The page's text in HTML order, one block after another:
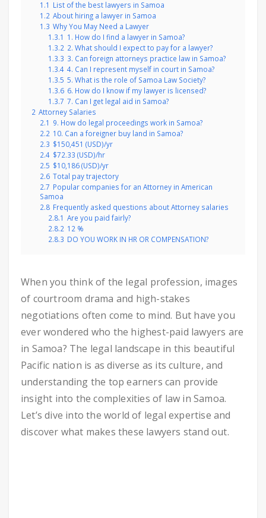
1.1 List of the best lawyers in Samoa
1.2 About hiring a lawyer in Samoa
1.3 Why You May Need a Lawyer
1.3.1 1. How do I find a lawyer in Samoa?
1.3.2 2. What should I expect to pay for a lawyer?
1.3.3 3. Can foreign attorneys practice law in Samoa?
1.3.4 4. Can I represent myself in court in Samoa?
1.3.5 5. What is the role of Samoa Law Society?
1.3.6 6. How do I know if my lawyer is licensed?
1.3.7 7. Can I get legal aid in Samoa?
2 Attorney Salaries
2.1 9. How do legal proceedings work in Samoa?
2.2 10. Can a foreigner buy land in Samoa?
2.3 $150,451 (USD)/yr
2.4 $72.33 (USD)/hr
2.5 $10,186 (USD)/yr
2.6 Total pay trajectory
2.7 Popular companies for an Attorney in American
Samoa
2.8 Frequently asked questions about Attorney salaries
2.8.1 Are you paid fairly?
2.8.2 12 %
2.8.3 DO YOU WORK IN HR OR COMPENSATION?
When you think of the legal profession, images
of courtroom drama and high-stakes
negotiations often come to mind. But have you
ever wondered who the highest-paid lawyers are
in Samoa? The legal landscape in this beautiful
Pacific nation is as diverse as its culture, and
understanding the top earners can provide
insight into the complexities of law in Samoa.
Let’s dive into the world of legal expertise and
discover what makes these lawyers stand out.